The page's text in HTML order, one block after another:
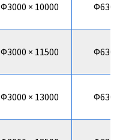
Φ3000 × 10000 Φ630
Φ3000 × 11500 Φ630
Φ3000 × 13000 Φ630